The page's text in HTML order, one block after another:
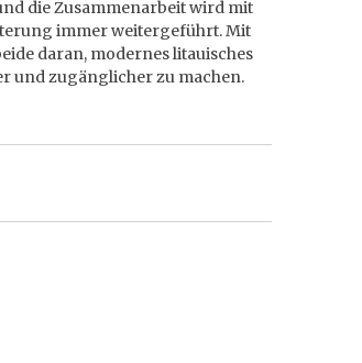
die Zusammenarbeit wird mit
immer weitergeführt. Mit
daran, modernes litauisches
und zugänglicher zu machen.